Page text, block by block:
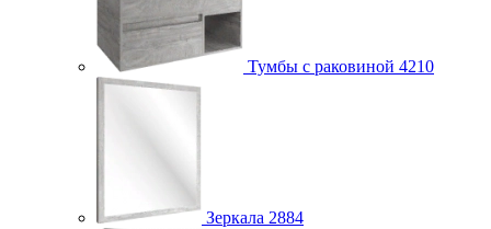
Тумбы с раковиной 4210
Зеркала 2884